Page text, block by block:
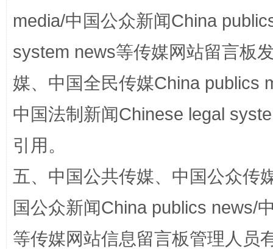
扯下公款旅游的“隐身衣” 如何以
“蜀中异人”王建安的艺术幻境
media/中国公众新闻China
system news等传媒网站留言板
媒、中国全民传媒China publics
中国法制新闻Chinese legal
引用。
五、中国公共传媒、中国公众传
国公众新闻China publics news/
等传媒网站信息留言板管理人员